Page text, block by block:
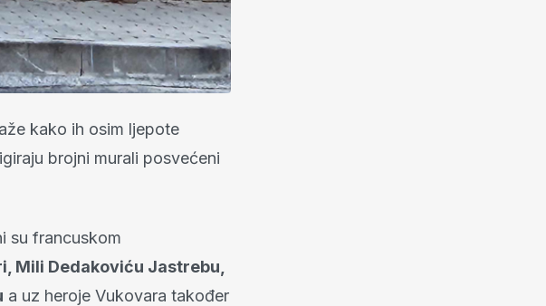
kako ih osim ljepote
brojni murali posvećeni
su francuskom
Mili Dedakoviću Jastrebu,
a uz heroje Vukovara također